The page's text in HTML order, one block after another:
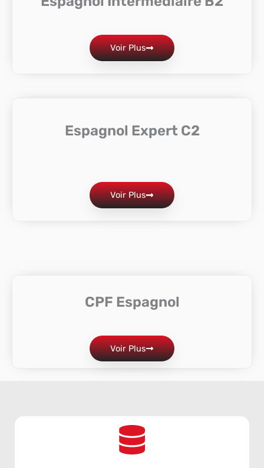
Voir Plus
Espagnol Expert C2
Voir Plus
CPF Espagnol
Voir Plus